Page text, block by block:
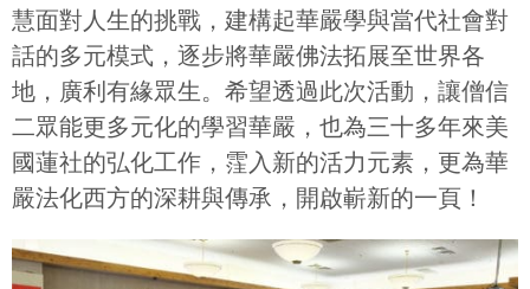
慧面對人生的挑戰，建構起華嚴學與當代社會對
話的多元模式，逐步將華嚴佛法拓展至世界各
地，廣利有緣眾生。希望透過此次活動，讓僧信
二眾能更多元化的學習華嚴，也為三十多年來美
國蓮社的弘化工作，霔入新的活力元素，更為華
嚴法化西方的深耕與傳承，開啟嶄新的一頁！